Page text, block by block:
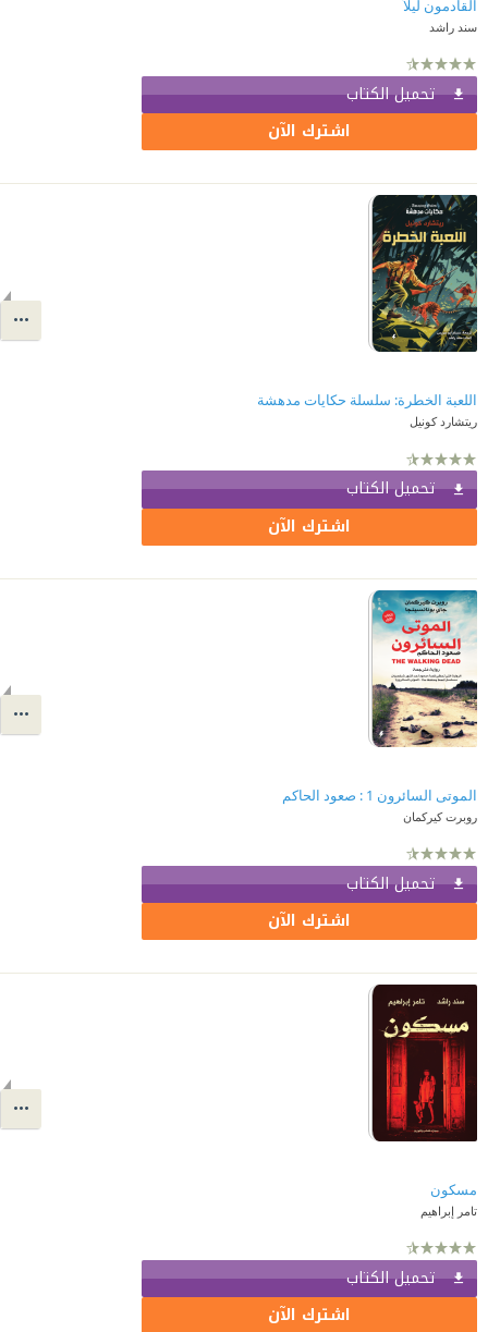
القادمون ليلاً
سند راشد
تحميل الكتاب
اشترك الآن
اللعبة الخطرة: سلسلة حكايات مدهشة
ريتشارد كونيل
تحميل الكتاب
اشترك الآن
الموتى السائرون 1 : صعود الحاكم
روبرت كيركمان
تحميل الكتاب
اشترك الآن
مسكون
تامر إبراهيم
تحميل الكتاب
اشترك الآن